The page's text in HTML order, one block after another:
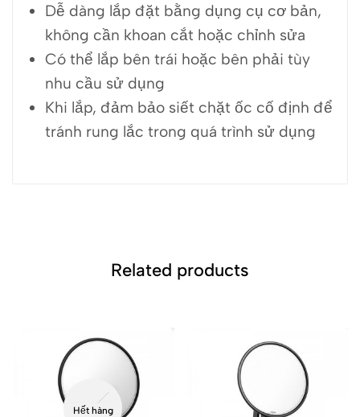
Dễ dàng lắp đặt bằng dụng cụ cơ bản,
không cần khoan cắt hoặc chỉnh sửa
Có thể lắp bên trái hoặc bên phải tùy
nhu cầu sử dụng
Khi lắp, đảm bảo siết chặt ốc cố định để
tránh rung lắc trong quá trình sử dụng
Related products
Hết hàng